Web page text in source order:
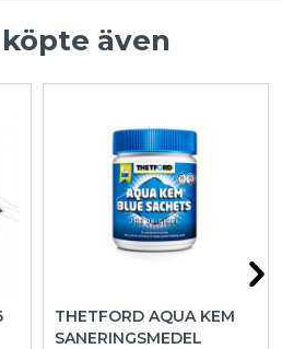
även
THETFORD AQUA KEM
SANERINGSMEDEL